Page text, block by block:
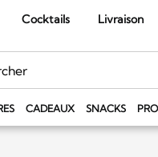
Cocktails Livraison
CADEAUX SNACKS